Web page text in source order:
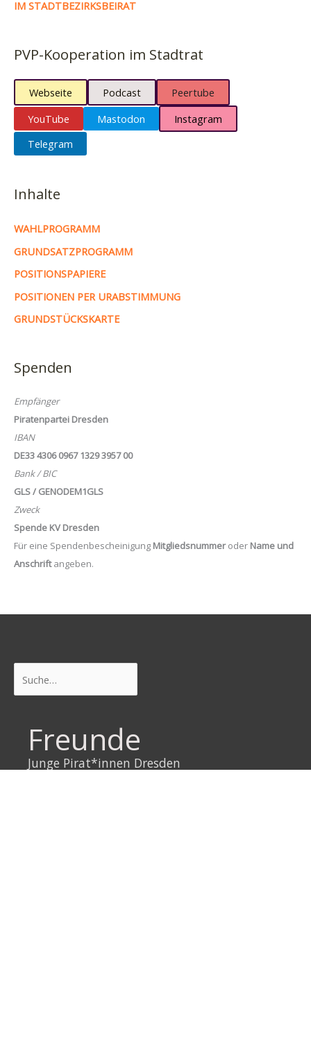
IM STADTBEZIRKSBEIRAT
PVP-Kooperation im Stadtrat
Webseite Podcast
Peertube
YouTube
Mastodon
Instagram
Telegram
Inhalte
WAHLPROGRAMM
GRUNDSATZPROGRAMM
POSITIONSPAPIERE
POSITIONEN PER URABSTIMMUNG
GRUNDSTÜCKSKARTE
Spenden
Empfänger
Piratenpartei Dresden
IBAN
DE33 4306 0967 1329 3957 00
Bank / BIC
GLS / GENODEM1GLS
Zweck
Spende KV Dresden
Für eine Spendenbescheinigung Mitgliedsnummeroder Name und
Anschriftangeben.
Freunde
Junge Pirat*innen Dresden